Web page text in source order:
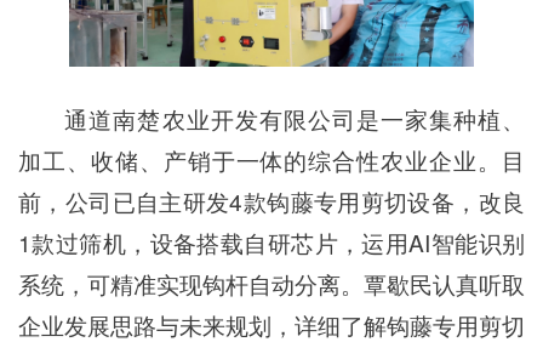
通道南楚农业开发有限公司是一家集种植、
加工、收储、产销于一体的综合性农业企业。目
前，公司已自主研发4款钩藤专用剪切设备，改良
1款过筛机，设备搭载自研芯片，运用AI智能识别
系统，可精准实现钩杆自动分离。覃歇民认真听取
企业发展思路与未来规划，详细了解钩藤专用剪切